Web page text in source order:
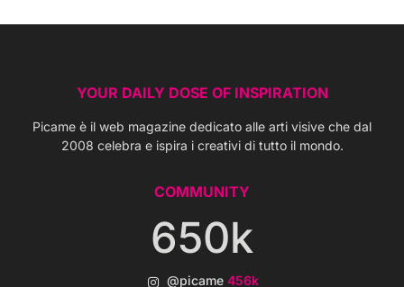
YOUR DAILY DOSE OF INSPIRATION
Picame è il web magazine dedicato alle arti visive che dal
2008 celebra e ispira i creativi di tutto il mondo.
COMMUNITY
650k
@picame 456k